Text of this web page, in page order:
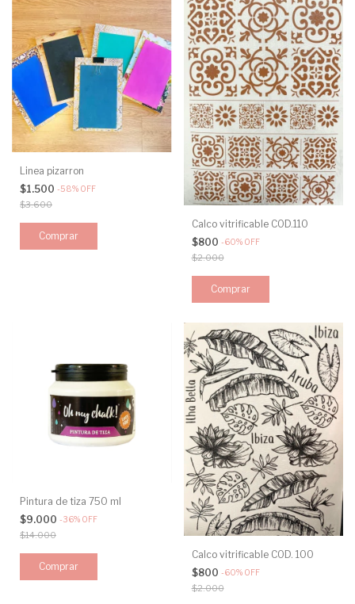
Linea pizarron
$1.500 -58% OFF
$3.600
Comprar
Calco vitrificable COD.110
$800 -60% OFF
$2.000
Comprar
Pintura de tiza 750 ml
$9.000 -36% OFF
$14.000
Comprar
Calco vitrificable COD. 100
$800 -60% OFF
$2.000